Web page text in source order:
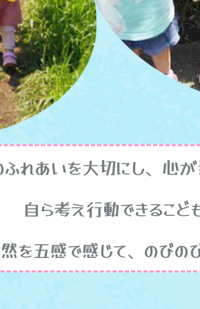
いを大切にし、心が
できるこどもへ育
五感で感じて、のびの